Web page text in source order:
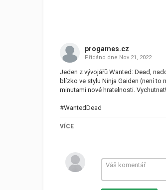
progames.cz
Přidáno dne Nov 21, 2022
Jeden z vývojářů Wanted: Dead,
blízko ve stylu Ninja Gaiden (není to
minutami nové hratelnosti. Vychutnat!
#WantedDead
Tak, co si myslíš o hře
VÍCE